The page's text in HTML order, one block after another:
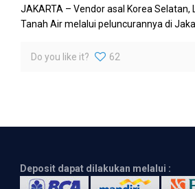
JAKARTA – Vendor asal Korea
Tanah Air melalui peluncurannya di
Do you like it? 62
Deposit dapat dilakukan melalui :